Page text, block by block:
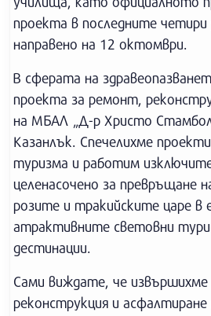
проекта в последните
направено на 12 октомври.
В сферата на
проекта за ремонт,
на МБАЛ „Д-р Христо
Казанлък. Спечелихме
туризма и работим
целенасочено за превръщане
розите и тракийските царе в
атрактивните световни
дестинации.
Сами виждате, че
реконструкция и